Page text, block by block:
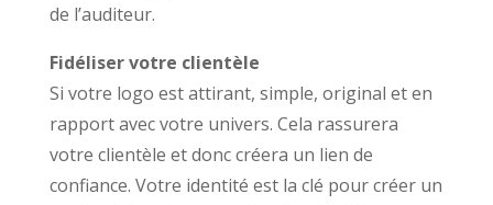
de l’auditeur.
Fidéliser votre clientèle
Si votre logo est attirant, simple, original et en
rapport avec votre univers. Cela rassurera
votre clientèle et donc créera un lien de
confiance. Votre identité est la clé pour créer un